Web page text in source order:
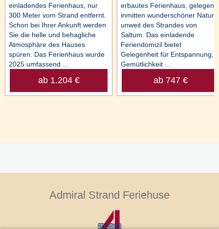
einladendes Ferienhaus, nur
300 Meter vom Strand entfernt.
Schon bei Ihrer Ankunft werden
Sie die helle und behagliche
Atmosphäre des Hauses
spüren. Das Ferienhaus wurde
2025 umfassend ...
ab 1.204 €
erbautes Ferienhaus, gelegen
inmitten wunderschöner Natur,
unweit des Strandes von
Saltum. Das einladende
Feriendomizil bietet
Gelegenheit für Entspannung,
Gemütlichkeit ...
ab 747 €
Admiral Strand Feriehuse